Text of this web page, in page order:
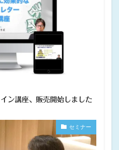
ン講座、販売開始しました
セミナー